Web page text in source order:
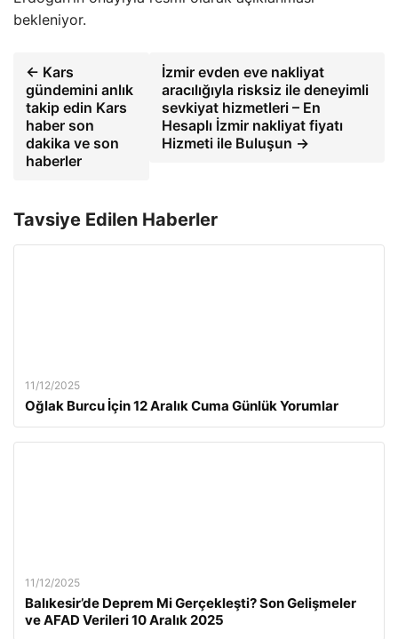
bekleniyor.
← Kars
gündemini anlık
takip edin Kars
haber son
dakika ve son
haberler
İzmir evden eve nakliyat
aracılığıyla risksiz ile deneyimli
sevkiyat hizmetleri – En
Hesaplı İzmir nakliyat fiyatı
Hizmeti ile Buluşun →
Tavsiye Edilen Haberler
11/12/2025
Oğlak Burcu İçin 12 Aralık Cuma Günlük Yorumlar
11/12/2025
Balıkesir’de Deprem Mi Gerçekleşti? Son Gelişmeler
ve AFAD Verileri 10 Aralık 2025